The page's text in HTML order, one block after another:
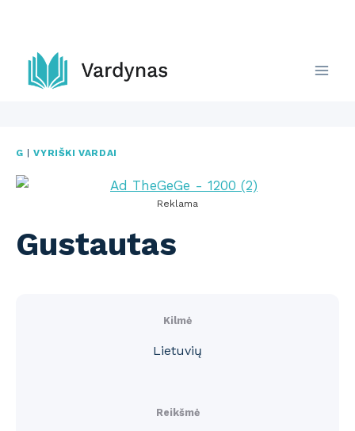
content
G |VYRIŠKI VARDAI
Reklama
Gustautas
Kilmė
Lietuvių
Reikšmė